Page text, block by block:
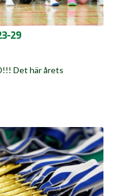
29
Det här årets